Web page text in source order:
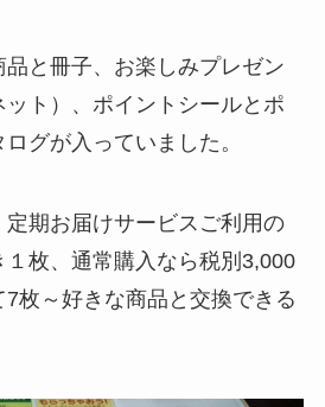
と冊子、お楽しみプレゼン
ット）、ポイントシールとポ
グが入っていました。
期お届けサービスご利用の
枚、通常購入なら税別3,000
7枚～好きな商品と交換できる